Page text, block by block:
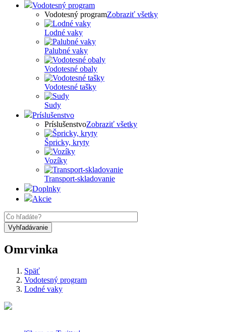
Vodotesný program
Vodotesný programZobraziť všetky
Lodné vaky
Palubné vaky
Vodotesné obaly
Vodotesné tašky
Sudy
Príslušenstvo
PríslušenstvoZobraziť všetky
Špricky, kryty
Vozíky
Transport-skladovanie
Doplnky
Akcie
Omrvinka
Späť
Vodotesný program
Lodné vaky